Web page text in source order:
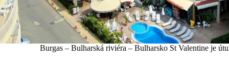
Burgas – Bulharská riviéra – Bulharsko St Valentine je